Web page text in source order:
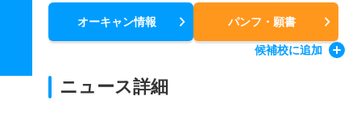
オーキャン情報 パンフ・願書
候補校に追加
ニュース詳細